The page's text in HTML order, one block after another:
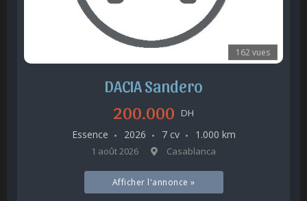
162 vues
DACIA Sandero
200.000 DH
Essence 2026 7 cv 1.000 km
1 août 2026 Casablanca
Afficher l'annonce »